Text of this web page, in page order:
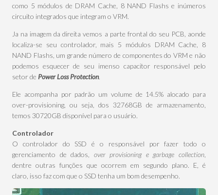
como 5 módulos de DRAM Cache, 8 NAND Flashs e inúmeros
circuito integrados que integram o VRM.
Ja na imagem da direita vemos a parte frontal do seu PCB, aonde
localiza-se seu controlador, mais 5 módulos DRAM Cache, 8
NAND Flashs, um grande número de componentes do VRM e não
podemos esquecer de seu imenso capacitor responsável pelo
setor de Power Loss Protection.
Ele acompanha por padrão um volume de 14.5% alocado para
over-provisioning, ou seja, dos 32768GB de armazenamento,
temos 30720GB disponível para o usuário.
Controlador
O controlador do SSD é o responsável por fazer todo o
gerenciamento de dados, over provisioning e garbage collection
dentre outras funções que ocorrem em segundo plano. E, é
claro, isso faz com que o SSD tenha um bom desempenho.